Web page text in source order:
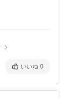
いいね 0